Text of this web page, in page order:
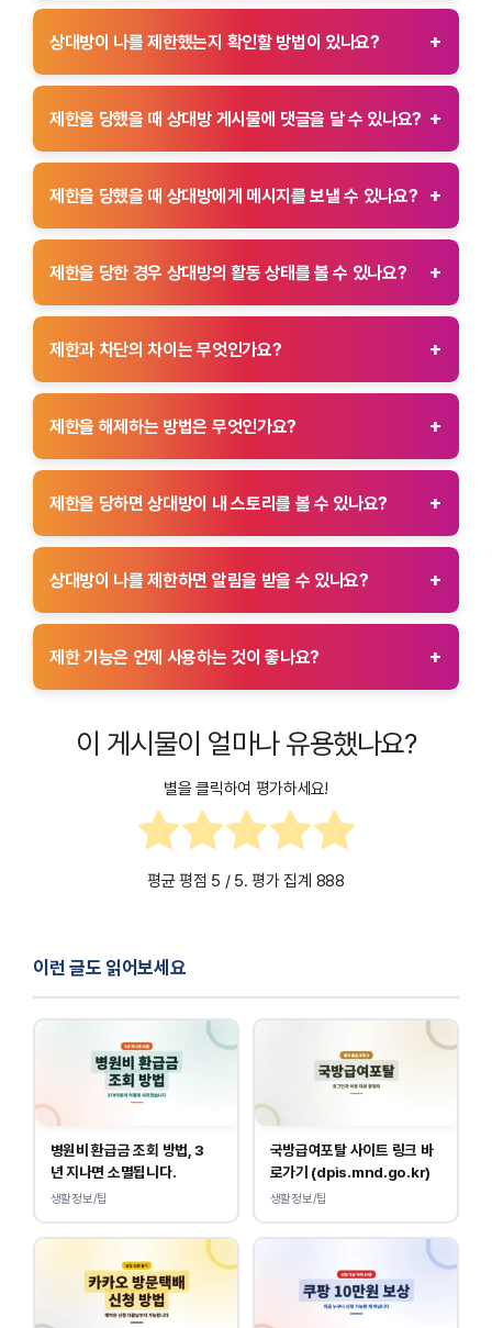
인스타그램에서 제한을 당하면 상대방의 게시물과 스토리를 볼 수
없으며, 상대방의 활동 상태도 확인할 수 없습니다. 또한 제한된
여부를 알 수 없습니다.
상대방이 나를 제한했는지 확인할 방법이 있나요? +
상대방이 나를 제한했는지 직접 확인하는 방법은 없습니다. 다만
상대방의 스토리가 보이지 않거나, 메시지를 보냈을 때 읽음
제한을 당했을 때 상대방 게시물에 댓글을 달 수 있나요? +
제한을 당했더라도 상대방 게시물에 댓글을 달 수는 있습니다.
그러나 해당 댓글은 상대방의 승인 없이는 다른 사람에게 보이지
됩니다.
제한을 당했을 때 상대방에게 메시지를 보낼 수 있나요? +
제한을 당한 상태에서도 상대방에게 메시지를 보낼 수 있습니다.
그러나 상대방은 해당 메시지를 요청 메시지함에서 확인하게 되며,
제한을 당한 경우 상대방의 활동 상태를 볼 수 있나요? +
제한을 당한 경우 상대방의 활동 상태(마지막 접속 시간 등)를 볼
수 없습니다. 또한 상대방이 현재 온라인인지 여부도 확인할 수
제한과 차단의 차이는 무엇인가요? +
제한은 상대방이 내 콘텐츠와 메시지를 보지 못하게 하거나 댓글을
제한하는 기능이며, 차단은 상대방이 아예 내 계정을 찾거나
조치입니다.
제한을 해제하는 방법은 무엇인가요? +
상대방을 제한 해제하려면 인스타그램 프로필로 이동하여 설정
메뉴에서 “개인 정보 보호”를 선택한 후, “제한된 계정” 섹션에서
제한을 당하면 상대방이 내 스토리를 볼 수 있나요? +
제한을 당한 경우 상대방은 내 스토리를 볼 수 없습니다. 스토리를
게시해도 제한한 상대방에게는 노출되지 않으며, 제한 상태에서는
상대방이 나를 제한하면 알림을 받을 수 있나요? +
인스타그램은 제한 기능을 사용하더라도 상대방에게 별도의
알림을 보내지 않습니다. 따라서 제한을 당했는지 여부를
제한 기능은 언제 사용하는 것이 좋나요? +
메시지를 보낼 때 유용합니다. 차단이 부담스러울 경우 제한
기능을 사용하여 상대방의 활동을 관리할 수 있습니다.
이 게시물이 얼마나 유용했나요?
별을 클릭하여 평가하세요!
평균 평점 5 / 5. 평가 집계 888
이런 글도 읽어보세요
병원비 환급금 조회 방법, 3
년 지나면 소멸됩니다.
생활정보/팁
국방급여포탈 사이트 링크 바
로가기 (dpis.mnd.go.kr)
생활정보/팁